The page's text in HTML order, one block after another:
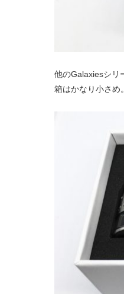
他のGalaxiesシリ
箱はかなり小さめ。